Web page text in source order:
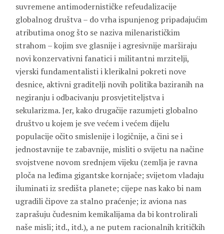
suvremene antimodernističke refeudalizacije
globalnog društva – do vrha ispunjenog pripadajućim
atributima onog što se naziva milenarističkim
strahom – kojim sve glasnije i agresivnije marširaju
novi konzervativni fanatici i militantni mrzitelji,
vjerski fundamentalisti i klerikalni pokreti nove
desnice, aktivni graditelji novih politika baziranih na
negiranju i odbacivanju prosvjetiteljstva i
sekularizma. Jer, kako drugačije razumjeti globalno
društvo u kojem je sve većem i većem dijelu
populacije očito smislenije i logičnije, a čini se i
jednostavnije te zabavnije, misliti o svijetu na načine
svojstvene novom srednjem vijeku (zemlja je ravna
ploča na leđima gigantske kornjače; svijetom vladaju
iluminati iz središta planete; cijepe nas kako bi nam
ugradili čipove za stalno praćenje; iz aviona nas
zaprašuju čudesnim kemikalijama da bi kontrolirali
naše misli; itd., itd.), a ne putem racionalnih kritičkih